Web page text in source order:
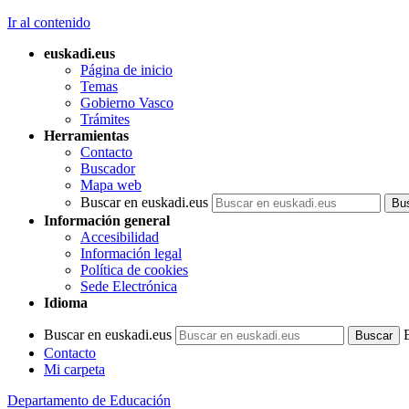
Ir al contenido
euskadi.eus
Página de inicio
Temas
Gobierno Vasco
Trámites
Herramientas
Contacto
Buscador
Mapa web
Buscar en euskadi.eus
Información general
Accesibilidad
Información legal
Política de cookies
Sede Electrónica
Idioma
Buscar en euskadi.eus
Contacto
Mi carpeta
Departamento de Educación